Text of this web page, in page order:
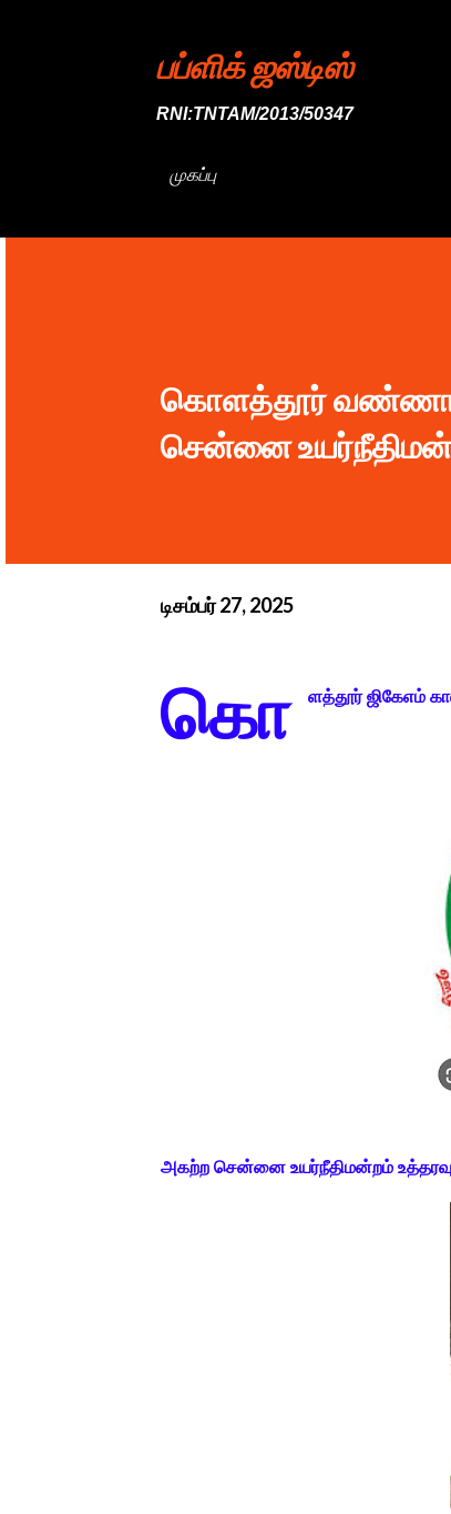
பப்ளிக் ஜஸ்டிஸ்
RNI:TNTAM/2013/50347
முகப்பு
கொளத்தூர் வண்ணான்
சென்னை
டிசம்பர் 27, 2025
கொ ளத்தூர் ஜிகேஎம்
அகற்ற சென்னை உயர்நீதிமன்றம்